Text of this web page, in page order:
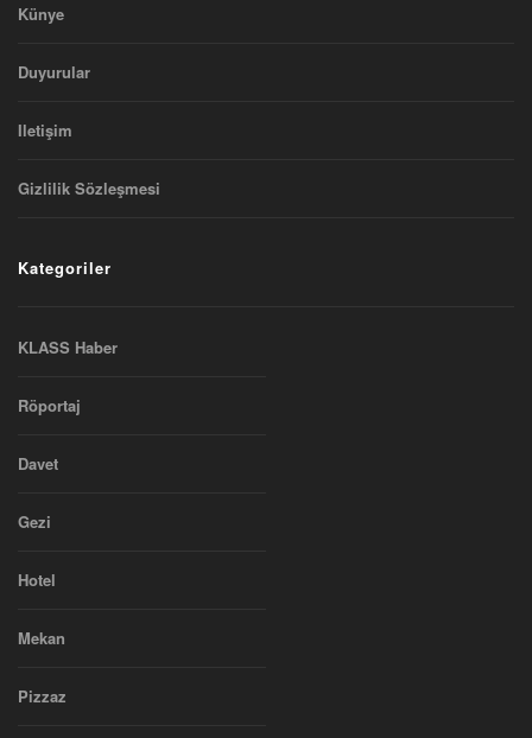
Künye
Duyurular
Iletişim
Gizlilik Sözleşmesi
Kategoriler
KLASS Haber
Röportaj
Davet
Gezi
Hotel
Mekan
Pizzaz